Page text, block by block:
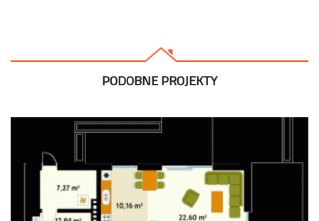
PODOBNE PROJEKTY